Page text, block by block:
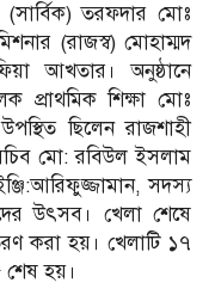
তরফদার মোঃ
(রাজস্ব) মোহাম্মদ
আখতার। অনুষ্ঠানে
প্রাথমিক শিক্ষা মোঃ
ছিলেন রাজশাহী
মো: রবিউল ইসলাম
সদস্য
উৎসব। খেলা শেষে
করা হয়। খেলাটি ১৭
শেষ হয়।